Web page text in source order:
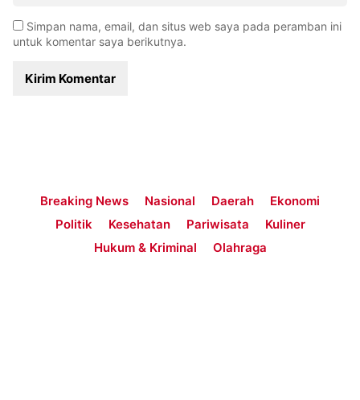
Simpan nama, email, dan situs web saya pada peramban ini
untuk komentar saya berikutnya.
Breaking News Nasional Daerah
Ekonomi
Politik
Kesehatan Pariwisata
Kuliner
Hukum & Kriminal
Olahraga